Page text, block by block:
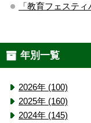
「教育フェステ
年別一覧
2026年 (100)
2025年 (160)
2024年 (145)